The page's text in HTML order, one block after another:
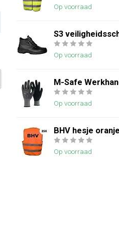
Op voorraad
S3
Op voorraad
M-Safe
Op voorraad
BHV hesje
Op voorraad